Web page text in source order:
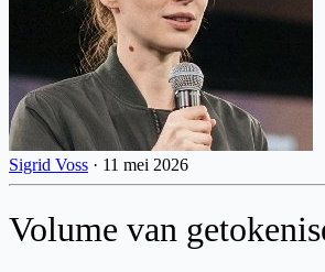
Sigrid Voss · 11 mei 2026
Volume van